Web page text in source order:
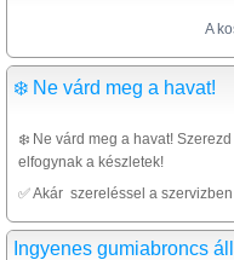
A
❄️ Ne várd meg a havat!
❄️ Ne várd meg a havat!
elfogynak a készletek!
✅ Akár szereléssel a szervizben
Ingyenes gumiabroncs